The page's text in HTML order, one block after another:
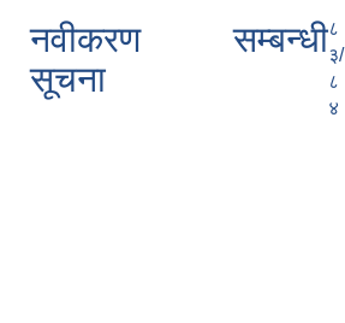
नवीकरण सम्बन्धी
सूचना
८
३/
८
४